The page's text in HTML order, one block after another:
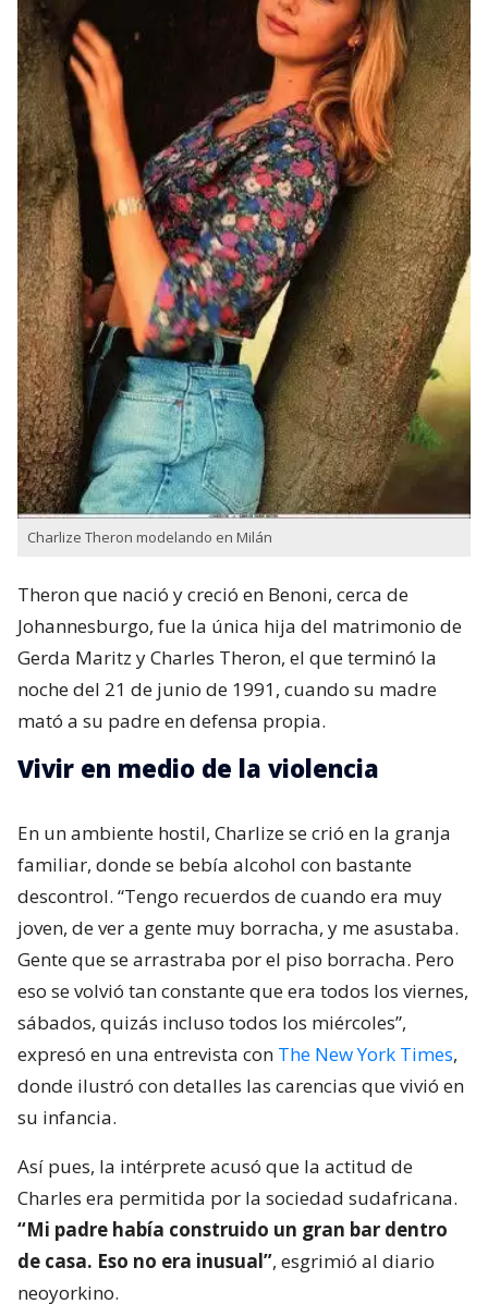
Charlize Theron modelando en Milán
Theron que nació y creció en Benoni,​ cerca de
Johannesburgo, fue la única hija del matrimonio de
Gerda Maritz​ y Charles Theron, el que terminó la
noche del 21 de junio de 1991, cuando su madre
mató a su padre en defensa propia.
Vivir en medio de la violencia
En un ambiente hostil, Charlize se crió en la granja
familiar, donde se bebía alcohol con bastante
descontrol. “Tengo recuerdos de cuando era muy
joven, de ver a gente muy borracha, y me asustaba.
Gente que se arrastraba por el piso borracha. Pero
eso se volvió tan constante que era todos los viernes,
sábados, quizás incluso todos los miércoles”,
expresó en una entrevista con The New York Times,
donde ilustró con detalles las carencias que vivió en
su infancia.
Así pues, la intérprete acusó que la actitud de
Charles era permitida por la sociedad sudafricana.
“Mi padre había construido un gran bar dentro
de casa. Eso no era inusual”, esgrimió al diario
neoyorkino.